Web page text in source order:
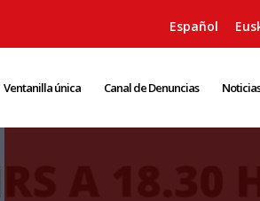
Español
Ventanilla única Canal de Denuncias Noticias